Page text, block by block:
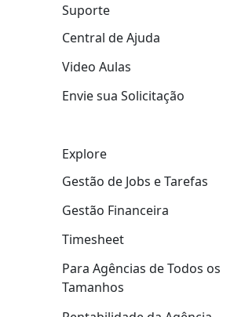
Suporte
Central de Ajuda
Video Aulas
Envie sua Solicitação
Explore
Gestão de Jobs e Tarefas
Gestão Financeira
Timesheet
Para Agências de Todos os
Tamanhos